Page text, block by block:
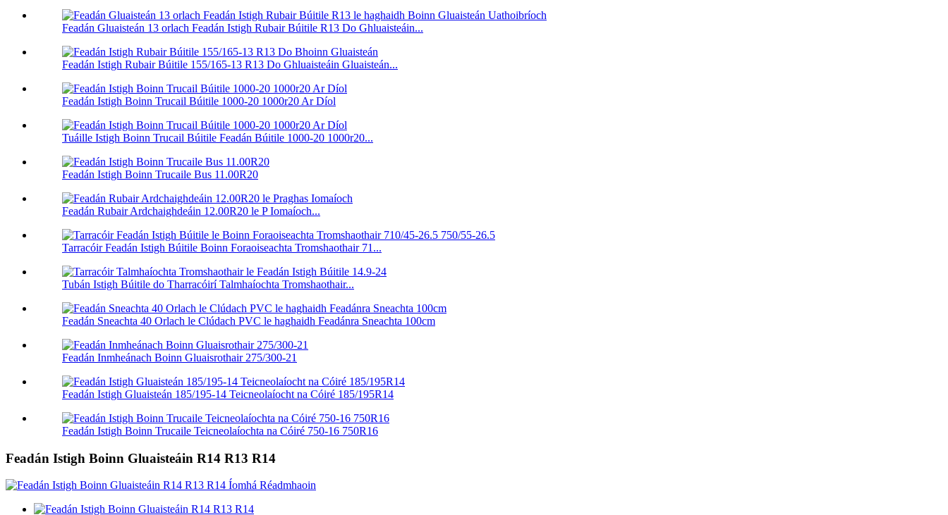
Feadán Gluaisteán 13 orlach Feadán Istigh Rubair Búitile R13 Do Ghluaisteáin...
Feadán Istigh Rubair Búitile 155/165-13 R13 Do Ghluaisteáin Gluaisteán...
Feadán Istigh Boinn Trucail Búitile 1000-20 1000r20 Ar Díol
Tuáille Istigh Boinn Trucail Búitile Feadán Búitile 1000-20 1000r20...
Feadán Istigh Boinn Trucaile Bus 11.00R20
Feadán Rubair Ardchaighdeáin 12.00R20 le P Iomaíoch...
Tarracóir Feadán Istigh Búitile Boinn Foraoiseachta Tromshaothair 71...
Tubán Istigh Búitile do Tharracóirí Talmhaíochta Tromshaothair...
Feadán Sneachta 40 Orlach le Clúdach PVC le haghaidh Feadánra Sneachta 100cm
Feadán Inmheánach Boinn Gluaisrothair 275/300-21
Feadán Istigh Gluaisteán 185/195-14 Teicneolaíocht na Cóiré 185/195R14
Feadán Istigh Boinn Trucaile Teicneolaíochta na Cóiré 750-16 750R16
Feadán Istigh Boinn Gluaisteáin R14 R13 R14